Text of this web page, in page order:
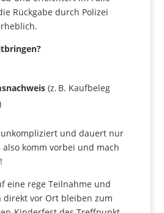
Rückgabe durch Polizei
(z. B. Kaufbeleg
und dauert nur
komm vorbei und mach
eine rege Teilnahme und
direkt vor Ort bleiben zum